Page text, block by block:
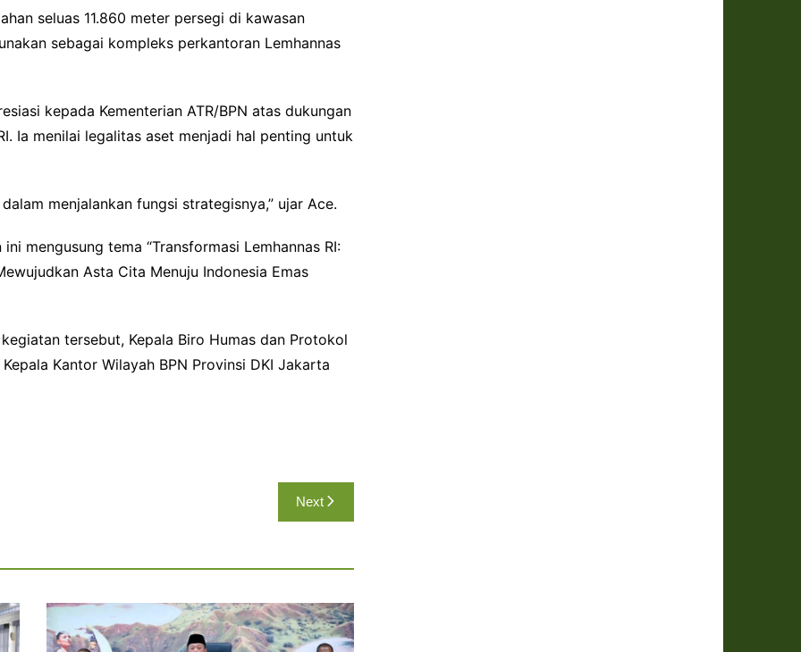
seluas 11.860 meter persegi di kawasan
sebagai kompleks perkantoran Lemhannas
kepada Kementerian ATR/BPN atas dukungan
Ia menilai legalitas aset menjadi hal penting untuk
menjalankan fungsi strategisnya,” ujar Ace.
mengusung tema “Transformasi Lemhannas RI:
Asta Cita Menuju Indonesia Emas
tersebut, Kepala Biro Humas dan Protokol
Kantor Wilayah BPN Provinsi DKI Jakarta
Next